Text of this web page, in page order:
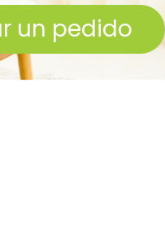
un pedido